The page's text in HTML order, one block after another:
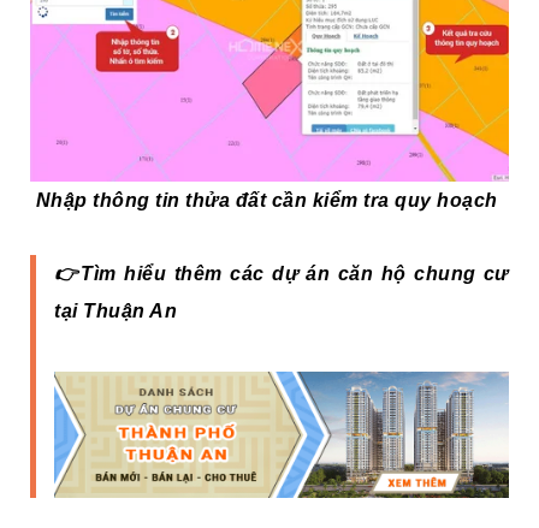
Nhập thông tin thửa đất cần kiểm tra quy hoạch
👉Tìm hiểu thêm các dự án căn hộ chung cư
tại Thuận An